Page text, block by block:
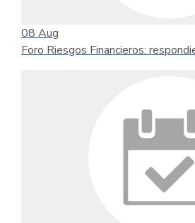
08 Aug
Foro Riesgos Financieros: